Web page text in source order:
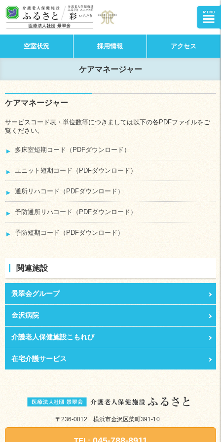
空室状況 採用情報 アクセス
ケアマネージャー
ケアマネージャー
サービスコード表・単位数等につきましては以下の各PDFファイルをご
覧ください。
多床室短期コード（PDFダウンロード）
ユニット短期コード（PDFダウンロード）
通所リハコード（PDFダウンロード）
予防通所リハコード（PDFダウンロード）
予防短期コード（PDFダウンロード）
関連施設
景翠会グループ
金沢病院
介護老人保健施設こもれび
在宅介護サービス
〒236-0012 横浜市金沢区柴町391-10